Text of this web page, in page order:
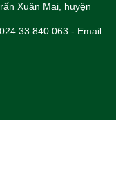
Xuân Mai, huyện
33.840.063 - Email: